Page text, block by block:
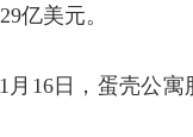
亿美元。
月16日，蛋壳公寓